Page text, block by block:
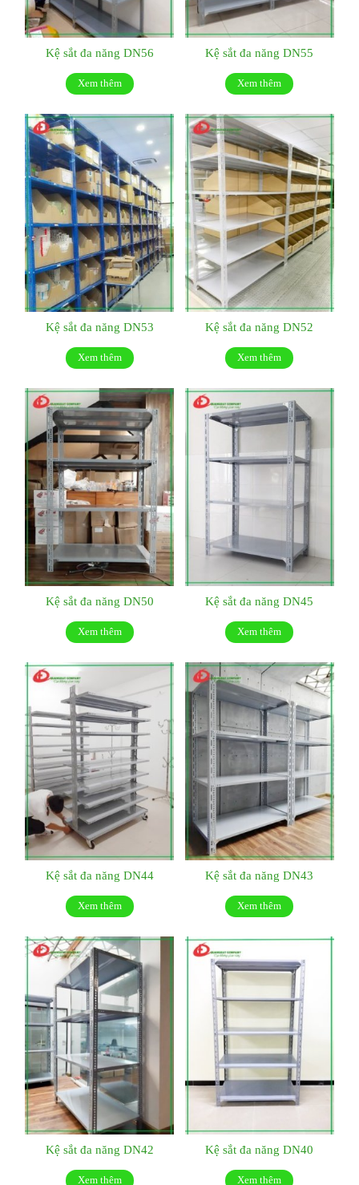
Kệ sắt đa năng DN56
Xem thêm
Kệ sắt đa năng DN55
Xem thêm
Kệ sắt đa năng DN53
Xem thêm
Kệ sắt đa năng DN52
Xem thêm
Kệ sắt đa năng DN50
Xem thêm
Kệ sắt đa năng DN45
Xem thêm
Kệ sắt đa năng DN44
Xem thêm
Kệ sắt đa năng DN43
Xem thêm
Kệ sắt đa năng DN42
Xem thêm
Kệ sắt đa năng DN40
Xem thêm